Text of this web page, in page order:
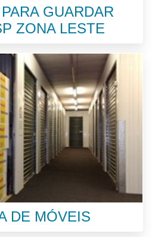
GUARDAR
ZONA LESTE
DE MÓVEIS